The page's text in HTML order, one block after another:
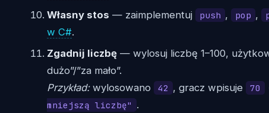
Własny stos — zaimplementuj push , pop ,
w C#.
Zgadnij liczbę — wylosuj liczbę 1–100,
dużo”/”za mało”.
Przykład:wylosowano 42 , gracz wpisuje 70
mniejszą liczbę" .